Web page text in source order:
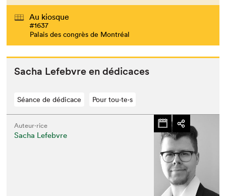
Au kiosque
#1637
Palais des congrès de Montréal
Sacha Lefeb­vre en dédicaces
Séance de dédicace Pour tou⋅te⋅s
Auteur·rice
Sacha Lefebvre